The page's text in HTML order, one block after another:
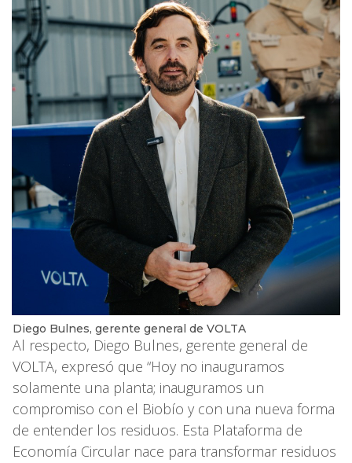
Diego Bulnes, gerente general de VOLTA
Al respecto, Diego Bulnes, gerente general de
VOLTA, expresó que “Hoy no inauguramos
solamente una planta; inauguramos un
compromiso con el Biobío y con una nueva forma
de entender los residuos. Esta Plataforma de
Economía Circular nace para transformar residuos